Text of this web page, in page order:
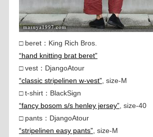
□ beret：King Rich Bros.
“hand knitting brat beret”
□ vest：DjangoAtour
“classic stripelinen w-vest”, size-M
□ t-shirt：BlackSign
“fancy bosom s/s henley jersey”, size-40
□ pants：DjangoAtour
“stripelinen easy pants”, size-M